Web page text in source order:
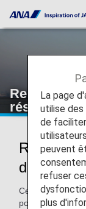
réservation
des
Cette page
politiques mises
La page
utilise des
de
peuvent
refuser
plus